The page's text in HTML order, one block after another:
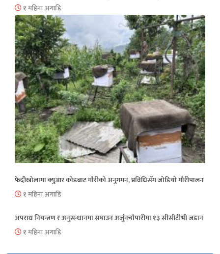
१ महिना अगाडि
फेदीखोलामा क्युआर कोडबाट मौरीको अनुगमन, प्रविधिसँग जोडियो मौरीपालन
१ महिना अगाडि
अपराध नियन्त्रण र अनुसन्धानमा सघाउन अर्जुनचौपारीमा १३ सीसीटीभी जडान
१ महिना अगाडि